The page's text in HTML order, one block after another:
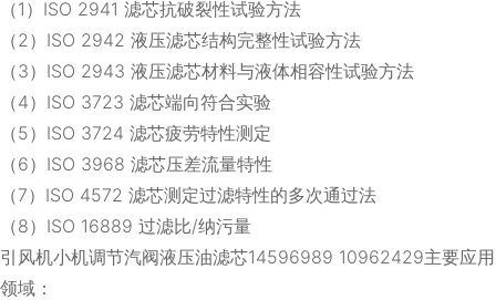
（1）ISO 2941 滤芯抗破裂性试验方法
（2）ISO 2942 液压滤芯结构完整性试验方法
（3）ISO 2943 液压滤芯材料与液体相容性试验方法
（4）ISO 3723 滤芯端向符合实验
（5）ISO 3724 滤芯疲劳特性测定
（6）ISO 3968 滤芯压差流量特性
（7）ISO 4572 滤芯测定过滤特性的多次通过法
（8）ISO 16889 过滤比/纳污量
引风机小机调节汽阀液压油滤芯14596989 10962429主要应用
领域：